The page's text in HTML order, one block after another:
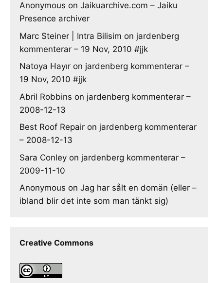
Anonymous on Jaikuarchive.com – Jaiku
Presence archiver
Marc Steiner | Intra Bilisim on jardenberg
kommenterar – 19 Nov, 2010 #jjk
Natoya Hayır on jardenberg kommenterar –
19 Nov, 2010 #jjk
Abril Robbins on jardenberg kommenterar –
2008-12-13
Best Roof Repair on jardenberg kommenterar
– 2008-12-13
Sara Conley on jardenberg kommenterar –
2009-11-10
Anonymous on Jag har sålt en domän (eller –
ibland blir det inte som man tänkt sig)
Creative Commons